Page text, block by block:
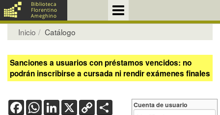
Inicio Catálogo
Sanciones a usuarios con préstamos vencidos: no
podrán inscribirse a cursada ni rendir exámenes finales
FacebookWhatsApp
LinkedIn
X Copy
Link
Cuenta de usuario